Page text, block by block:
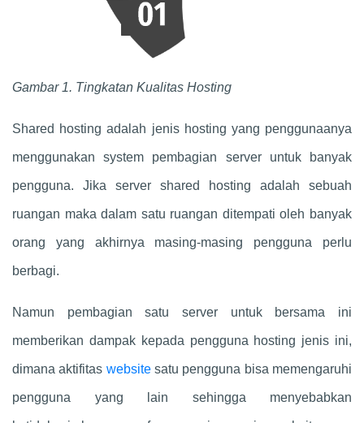
Gambar 1. Tingkatan Kualitas Hosting
Shared hosting adalah jenis hosting yang penggunaanya
menggunakan system pembagian server untuk banyak
pengguna. Jika server shared hosting adalah sebuah
ruangan maka dalam satu ruangan ditempati oleh banyak
orang yang akhirnya masing-masing pengguna perlu
berbagi.
Namun pembagian satu server untuk bersama ini
memberikan dampak kepada pengguna hosting jenis ini,
dimana aktifitas websitesatu pengguna bisa memengaruhi
pengguna yang lain sehingga menyebabkan